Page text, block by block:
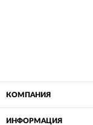
КОМПАНИЯ
ИНФОРМАЦИЯ